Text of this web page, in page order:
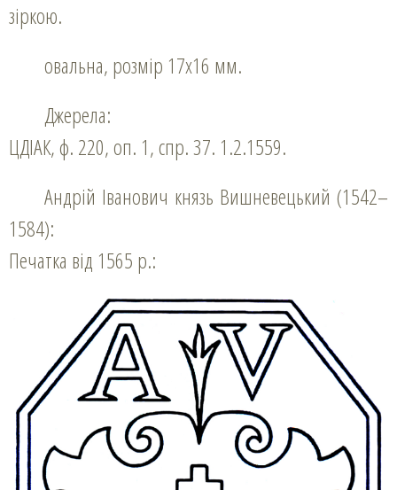
зіркою.
овальна, розмір 17х16 мм.
Джерела:
ЦДІАК, ф. 220, оп. 1, спр. 37. 1.2.1559.
Андрій Іванович князь Вишневецький (1542–
1584):
Печатка від 1565 р.: